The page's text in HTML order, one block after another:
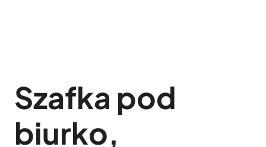
Szafka pod
biurko,